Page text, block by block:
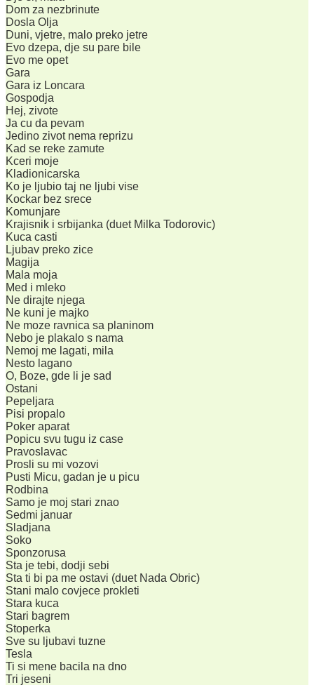
Dom za nezbrinute
Dosla Olja
Duni, vjetre, malo preko jetre
Evo dzepa, dje su pare bile
Evo me opet
Gara
Gara iz Loncara
Gospodja
Hej, zivote
Ja cu da pevam
Jedino zivot nema reprizu
Kad se reke zamute
Kceri moje
Kladionicarska
Ko je ljubio taj ne ljubi vise
Kockar bez srece
Komunjare
Krajisnik i srbijanka (duet Milka Todorovic)
Kuca casti
Ljubav preko zice
Magija
Mala moja
Med i mleko
Ne dirajte njega
Ne kuni je majko
Ne moze ravnica sa planinom
Nebo je plakalo s nama
Nemoj me lagati, mila
Nesto lagano
O, Boze, gde li je sad
Ostani
Pepeljara
Pisi propalo
Poker aparat
Popicu svu tugu iz case
Pravoslavac
Prosli su mi vozovi
Pusti Micu, gadan je u picu
Rodbina
Samo je moj stari znao
Sedmi januar
Sladjana
Soko
Sponzorusa
Sta je tebi, dodji sebi
Sta ti bi pa me ostavi (duet Nada Obric)
Stani malo covjece prokleti
Stara kuca
Stari bagrem
Stoperka
Sve su ljubavi tuzne
Tesla
Ti si mene bacila na dno
Tri jeseni